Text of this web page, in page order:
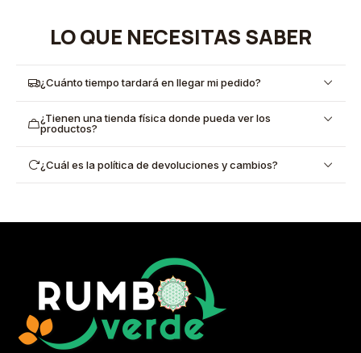
LO QUE NECESITAS SABER
¿Cuánto tiempo tardará en llegar mi pedido?
¿Tienen una tienda física donde pueda ver los
productos?
¿Cuál es la política de devoluciones y cambios?